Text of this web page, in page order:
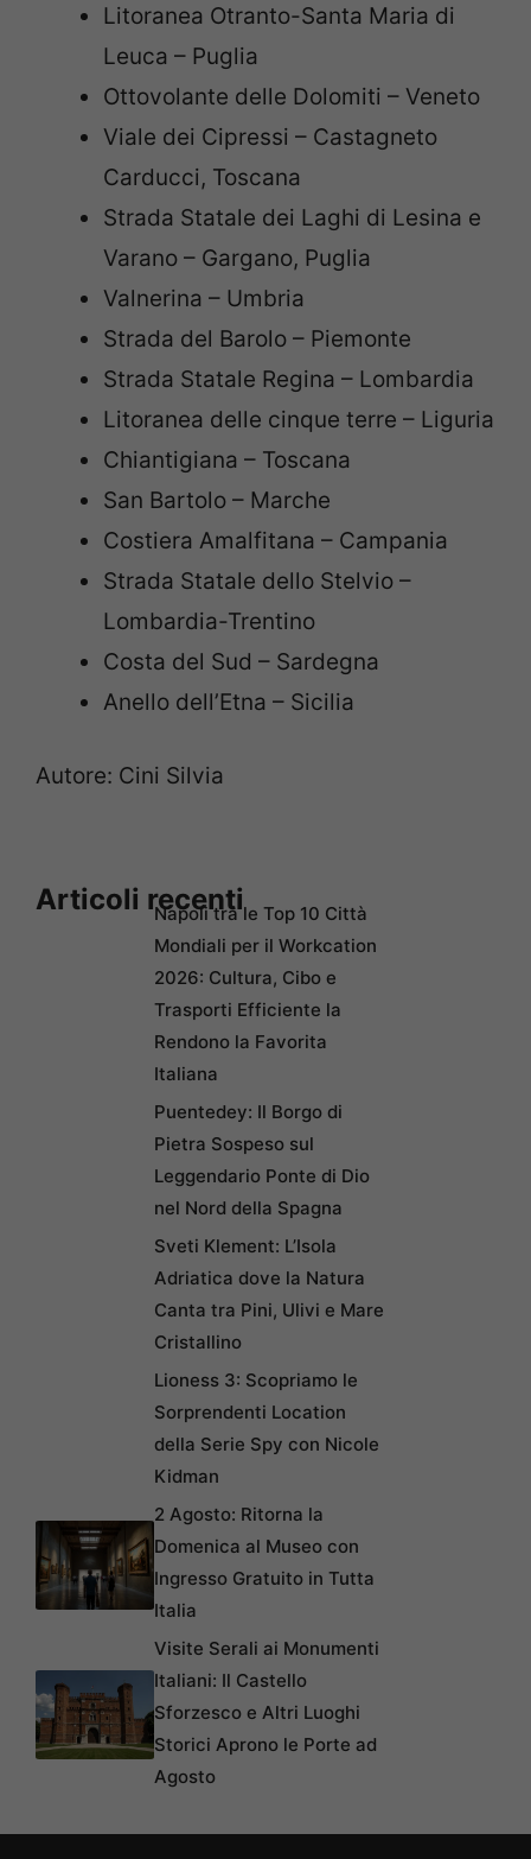
Litoranea Otranto-Santa Maria di
Leuca – Puglia
Ottovolante delle Dolomiti – Veneto
Viale dei Cipressi – Castagneto
Carducci, Toscana
Strada Statale dei Laghi di Lesina e
Varano – Gargano, Puglia
Valnerina – Umbria
Strada del Barolo – Piemonte
Strada Statale Regina – Lombardia
Litoranea delle cinque terre – Liguria
Chiantigiana – Toscana
San Bartolo – Marche
Costiera Amalfitana – Campania
Strada Statale dello Stelvio –
Lombardia-Trentino
Costa del Sud – Sardegna
Anello dell’Etna – Sicilia
Autore: Cini Silvia
Articoli recentiNapoli tra le Top 10 Città
Mondiali per il Workcation
2026: Cultura, Cibo e
Trasporti Efficiente la
Rendono la Favorita
Italiana
Puentedey: Il Borgo di
Pietra Sospeso sul
Leggendario Ponte di Dio
nel Nord della Spagna
Sveti Klement: L’Isola
Adriatica dove la Natura
Canta tra Pini, Ulivi e Mare
Cristallino
Lioness 3: Scopriamo le
Sorprendenti Location
della Serie Spy con Nicole
Kidman
2 Agosto: Ritorna la
Domenica al Museo con
Ingresso Gratuito in Tutta
Italia
Visite Serali ai Monumenti
Italiani: Il Castello
Sforzesco e Altri Luoghi
Storici Aprono le Porte ad
Agosto